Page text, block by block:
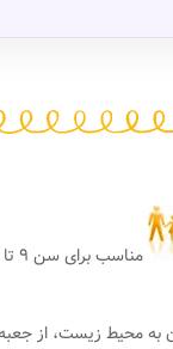
مناسب برای سن ۹ تا ۹۹
دادن به محیط زیست،